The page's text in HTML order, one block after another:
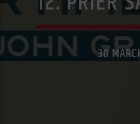
30